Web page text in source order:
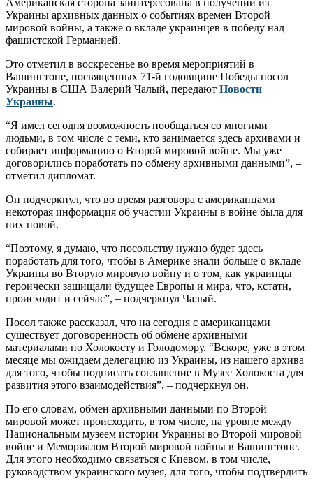
Американская сторона заинтересована в получении из
Украины архивных данных о событиях времен Второй
мировой войны, а также о вкладе украинцев в победу над
фашистской Германией.
Это отметил в воскресенье во время мероприятий в
Вашингтоне, посвященных 71-й годовщине Победы посол
Украины в США Валерий Чалый, передают Новости
Украины.
“Я имел сегодня возможность пообщаться со многими
людьми, в том числе с теми, кто занимается здесь архивами и
собирает информацию о Второй мировой войне. Мы уже
договорились поработать по обмену архивными данными”, –
отметил дипломат.
Он подчеркнул, что во время разговора с американцами
некоторая информация об участии Украины в войне была для
них новой.
“Поэтому, я думаю, что посольству нужно будет здесь
поработать для того, чтобы в Америке знали больше о вкладе
Украины во Вторую мировую войну и о том, как украинцы
героически защищали будущее Европы и мира, что, кстати,
происходит и сейчас”, – подчеркнул Чалый.
Посол также рассказал, что на сегодня с американцами
существует договоренность об обмене архивными
материалами по Холокосту и Голодомору. “Вскоре, уже в этом
месяце мы ожидаем делегацию из Украины, из нашего архива
для того, чтобы подписать соглашение в Музее Холокоста для
развития этого взаимодействия”, – подчеркнул он.
По его словам, обмен архивными данными по Второй
мировой может происходить, в том числе, на уровне между
Национальным музеем истории Украины во Второй мировой
войне и Мемориалом Второй мировой войны в Вашингтоне.
Для этого необходимо связаться с Киевом, в том числе,
руководством украинского музея, для того, чтобы подтвердить